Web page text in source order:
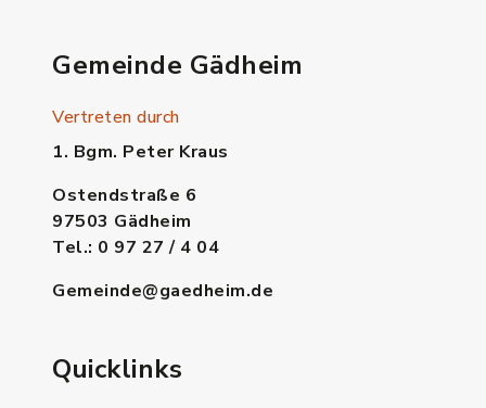
Gemeinde Gädheim
Vertreten durch
1. Bgm. Peter Kraus
Ostendstraße 6
97503 Gädheim
Tel.: 0 97 27 / 4 04
Gemeinde@gaedheim.de
Quicklinks